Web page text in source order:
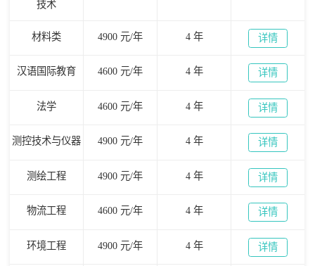
技术
材料类 4900 元/年 4 年 详情
汉语国际教育 4600 元/年 4 年 详情
法学 4600 元/年 4 年 详情
测控技术与仪器 4900 元/年 4 年 详情
测绘工程 4900 元/年 4 年 详情
物流工程 4600 元/年 4 年 详情
环境工程 4900 元/年 4 年 详情